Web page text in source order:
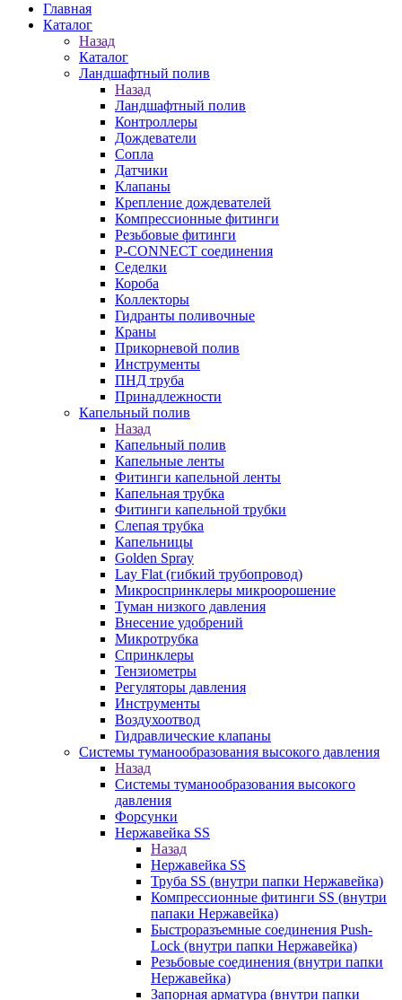
Главная
Каталог
Назад
Каталог
Ландшафтный полив
Назад
Ландшафтный полив
Контроллеры
Дождеватели
Сопла
Датчики
Клапаны
Крепление дождевателей
Компрессионные фитинги
Резьбовые фитинги
P-CONNECT соединения
Седелки
Короба
Коллекторы
Гидранты поливочные
Краны
Прикорневой полив
Инструменты
ПНД труба
Принадлежности
Капельный полив
Назад
Капельный полив
Капельные ленты
Фитинги капельной ленты
Капельная трубка
Фитинги капельной трубки
Слепая трубка
Капельницы
Golden Spray
Lay Flat (гибкий трубопровод)
Микроспринклеры микроорошение
Туман низкого давления
Внесение удобрений
Микротрубка
Спринклеры
Тензиометры
Регуляторы давления
Инструменты
Воздухоотвод
Гидравлические клапаны
Системы туманообразования высокого давления
Назад
Системы туманообразования высокого
давления
Форсунки
Нержавейка SS
Назад
Нержавейка SS
Труба SS (внутри папки Нержавейка)
Компрессионные фитинги SS (внутри
папаки Нержавейка)
Быстроразъемные соединения Push-
Lock (внутри папки Нержавейка)
Резьбовые соединения (внутри папки
Нержавейка)
Запорная арматура (внутри папки